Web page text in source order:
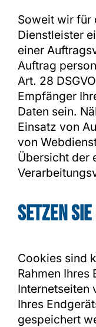
Soweit wir für
Dienstleister
einer
Auftrag
Art. 28
Empfänger
Daten sein.
Einsatz von
von
Übersicht der
Setzen
Cookies sind
Rahmen Ihres
Internetseiten
Ihres
gespeichert